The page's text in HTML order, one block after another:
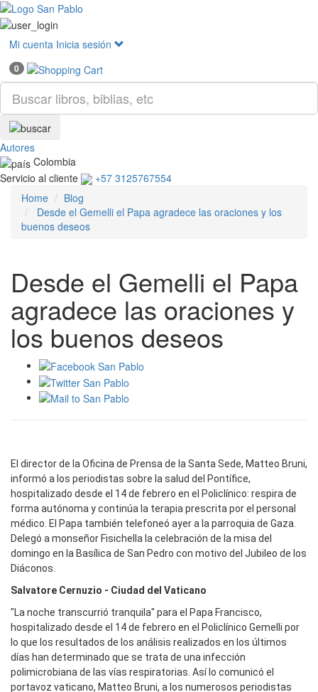
Mi cuenta Inicia sesión
0
Autores
Colombia
Servicio al cliente
+57 3125767554
Home
Blog
Desde el Gemelli el Papa agradece las oraciones y los
buenos deseos
Desde el Gemelli el Papa
agradece las oraciones y
los buenos deseos
El director de la Oficina de Prensa de la Santa Sede, Matteo Bruni,
informó a los periodistas sobre la salud del Pontífice,
hospitalizado desde el 14 de febrero en el Policlínico: respira de
forma autónoma y continúa la terapia prescrita por el personal
médico. El Papa también telefoneó ayer a la parroquia de Gaza.
Delegó a monseñor Fisichella la celebración de la misa del
domingo en la Basílica de San Pedro con motivo del Jubileo de los
Diáconos.
Salvatore Cernuzio - Ciudad del Vaticano
"La noche transcurrió tranquila" para el Papa Francisco,
hospitalizado desde el 14 de febrero en el Policlínico Gemelli por
lo que los resultados de los análisis realizados en los últimos
días han determinado que se trata de una infección
polimicrobiana de las vías respiratorias. Así lo comunicó el
portavoz vaticano, Matteo Bruni, a los numerosos periodistas